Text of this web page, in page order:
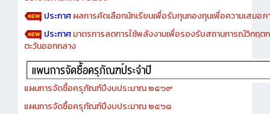
ประกาศผลการคัดเลือกนักเรียนเพื่อรับทุนกองทุนเพื่อความเสมอ
ประกาศมาตรการลดการใช้พลังงานเพื่อรองรับสถานการณ์วิกฤ
ตะวันออกกลาง
แผนการจัดซื้อครุภัณฑ์ปีงบประมาณ ๒๕๖๙
แผนการจัดซื้อครุภัณฑ์ปีงบประมาณ ๒๕๖๘